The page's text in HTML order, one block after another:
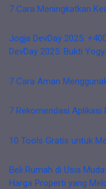
7 Cara Meningkatkan
Jogja DevDay 2025:
DevDay 2025: Bukti
7 Cara Aman
7 Rekomendasi Aplikasi
10 Tools Gratis untuk
Beli Rumah di Usia
Harga Properti yang